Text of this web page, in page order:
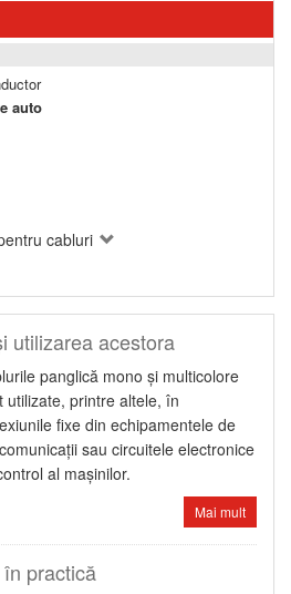
auto
cabluri
utilizarea acestora
panglică mono şi multicolore
utilizate, printre altele, în
fixe din echipamentele de
sau circuitele electronice
al maşinilor.
Mai mult
practică